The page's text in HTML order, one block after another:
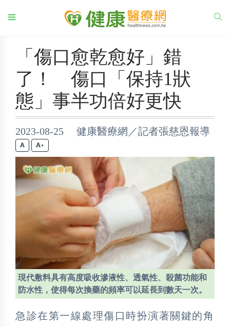
「傷口愈乾愈好」錯
了！ 傷口「保持1狀
態」事半功倍好更快
2023-08-25 健康醫療網／記者張慈恩報導
+
現代敷料具有高度吸收滲液性、透氣性、殺菌功能和
防水性，使得每次換藥的頻率可以延長到數天一次。
急診在第一線處理傷口時扮演著關鍵的角